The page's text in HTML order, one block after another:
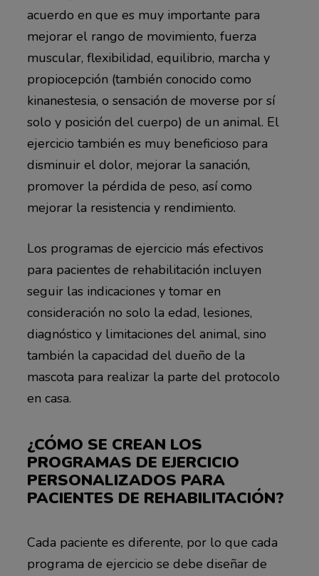
acuerdo en que es muy importante para
mejorar el rango de movimiento, fuerza
muscular, flexibilidad, equilibrio, marcha y
propiocepción (también conocido como
kinanestesia, o sensación de moverse por sí
solo y posición del cuerpo) de un animal. El
ejercicio también es muy beneficioso para
disminuir el dolor, mejorar la sanación,
promover la pérdida de peso, así como
mejorar la resistencia y rendimiento.
Los programas de ejercicio más efectivos
para pacientes de rehabilitación incluyen
seguir las indicaciones y tomar en
consideración no solo la edad, lesiones,
diagnóstico y limitaciones del animal, sino
también la capacidad del dueño de la
mascota para realizar la parte del protocolo
en casa.
¿CÓMO SE CREAN LOS
PROGRAMAS DE EJERCICIO
PERSONALIZADOS PARA
PACIENTES DE REHABILITACIÓN?
Cada paciente es diferente, por lo que cada
programa de ejercicio se debe diseñar de